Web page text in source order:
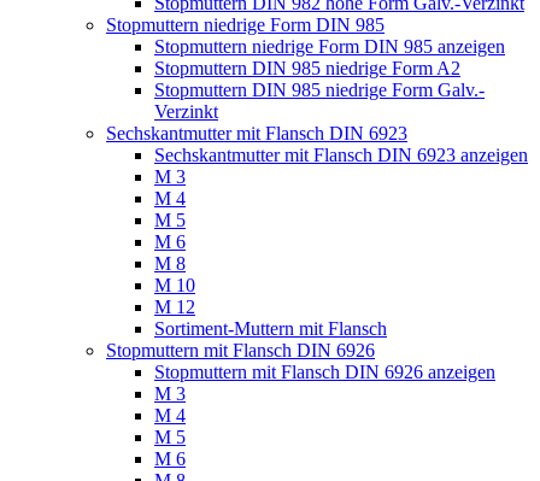
Stopmuttern niedrige Form DIN 985
Stopmuttern niedrige Form DIN 985 anzeigen
Stopmuttern DIN 985 niedrige Form A2
Stopmuttern DIN 985 niedrige Form Galv.-
Verzinkt
Sechskantmutter mit Flansch DIN 6923
Sechskantmutter mit Flansch DIN 6923 anzeigen
M 3
M 4
M 5
M 6
M 8
M 10
M 12
Sortiment-Muttern mit Flansch
Stopmuttern mit Flansch DIN 6926
Stopmuttern mit Flansch DIN 6926 anzeigen
M 3
M 4
M 5
M 6